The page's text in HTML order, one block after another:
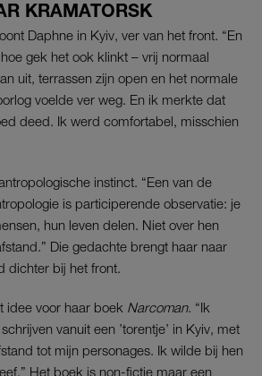
KRAMATORSK
Daphne in Kyiv, ver van het front. “En
gek het ook klinkt – vrij normaal
uit, terrassen zijn open en het normale
voelde ver weg. En ik merkte dat
deed. Ik werd comfortabel, misschien
instinct. “Een van de
is participerende observatie: je
hun leven delen. Niet over hen
Die gedachte brengt haar naar
dichter bij het front.
idee voor haar boek Narcoman. “Ik
vanuit een ’torentje’ in Kyiv, met
tot mijn personages. Ik wilde bij hen
Het boek is non-fictie maar een